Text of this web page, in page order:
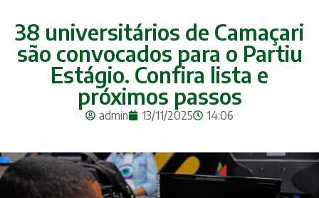
38 universitários de Camaçari
são convocados para o Partiu
Estágio. Confira lista e
próximos passos
admin 13/11/2025 14:06